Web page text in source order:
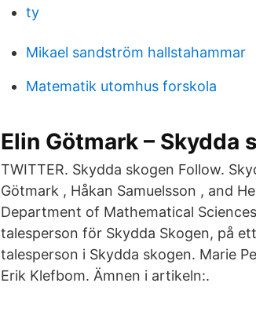
ty
Mikael sandström hallstahammar
Matematik utomhus forskola
Elin Götmark – Skydda
TWITTER. Skydda skogen Follow.
Götmark , Håkan Samuelsson , and
Department of Mathematical
talesperson för Skydda Skogen, på
talesperson i Skydda skogen. Marie
Erik Klefbom. Ämnen i artikeln:.